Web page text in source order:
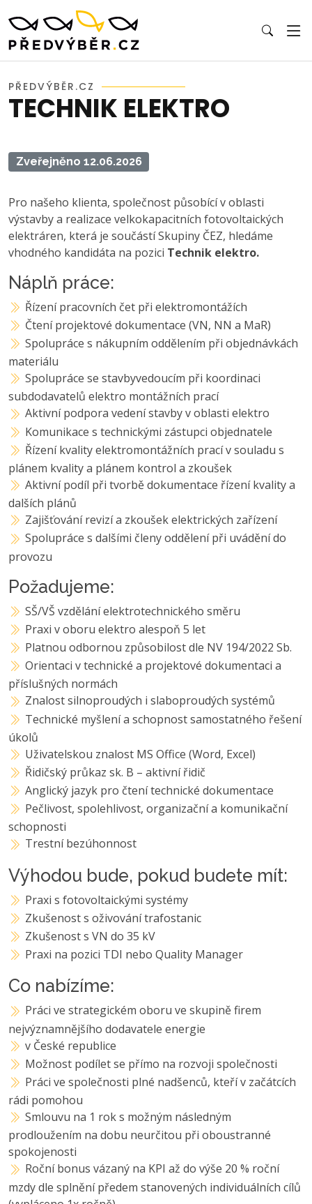
PŘEDVÝBĚR.CZ
TECHNIK ELEKTRO
Zveřejněno 12.06.2026
Pro našeho klienta, společnost působící v oblasti
výstavby a realizace velkokapacitních fotovoltaických
elektráren, která je součástí Skupiny ČEZ, hledáme
vhodného kandidáta na pozici Technik elektro.
Náplň práce:
Řízení pracovních čet při elektromontážích
Čtení projektové dokumentace (VN, NN a MaR)
Spolupráce s nákupním oddělením při objednávkách
materiálu
Spolupráce se stavbyvedoucím při koordinaci
subdodavatelů elektro montážních prací
Aktivní podpora vedení stavby v oblasti elektro
Komunikace s technickými zástupci objednatele
Řízení kvality elektromontážních prací v souladu s
plánem kvality a plánem kontrol a zkoušek
Aktivní podíl při tvorbě dokumentace řízení kvality a
dalších plánů
Zajišťování revizí a zkoušek elektrických zařízení
Spolupráce s dalšími členy oddělení při uvádění do
provozu
Požadujeme:
SŠ/VŠ vzdělání elektrotechnického směru
Praxi v oboru elektro alespoň 5 let
Platnou odbornou způsobilost dle NV 194/2022 Sb.
Orientaci v technické a projektové dokumentaci a
příslušných normách
Znalost silnoproudých i slaboproudých systémů
Technické myšlení a schopnost samostatného řešení
úkolů
Uživatelskou znalost MS Office (Word, Excel)
Řidičský průkaz sk. B – aktivní řidič
Anglický jazyk pro čtení technické dokumentace
Pečlivost, spolehlivost, organizační a komunikační
schopnosti
Trestní bezúhonnost
Výhodou bude, pokud budete mít:
Praxi s fotovoltaickými systémy
Zkušenost s oživování trafostanic
Zkušenost s VN do 35 kV
Praxi na pozici TDI nebo Quality Manager
Co nabízíme:
Práci ve strategickém oboru ve skupině firem
nejvýznamnějšího dodavatele energie
v České republice
Možnost podílet se přímo na rozvoji společnosti
Práci ve společnosti plné nadšenců, kteří v začátcích
rádi pomohou
Smlouvu na 1 rok s možným následným
prodloužením na dobu neurčitou při oboustranné
spokojenosti
Roční bonus vázaný na KPI až do výše 20 % roční
mzdy dle splnění předem stanovených individuálních cílů